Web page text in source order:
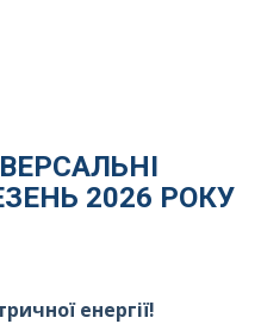
2026 РОКУ
енергії!